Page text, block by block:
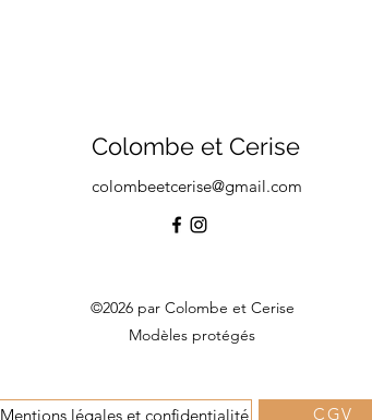
Colombe et Cerise
colombeetcerise@gmail.com
©2026 par Colombe et Cerise
Modèles protégés
Mentions légales et confidentialité CGV